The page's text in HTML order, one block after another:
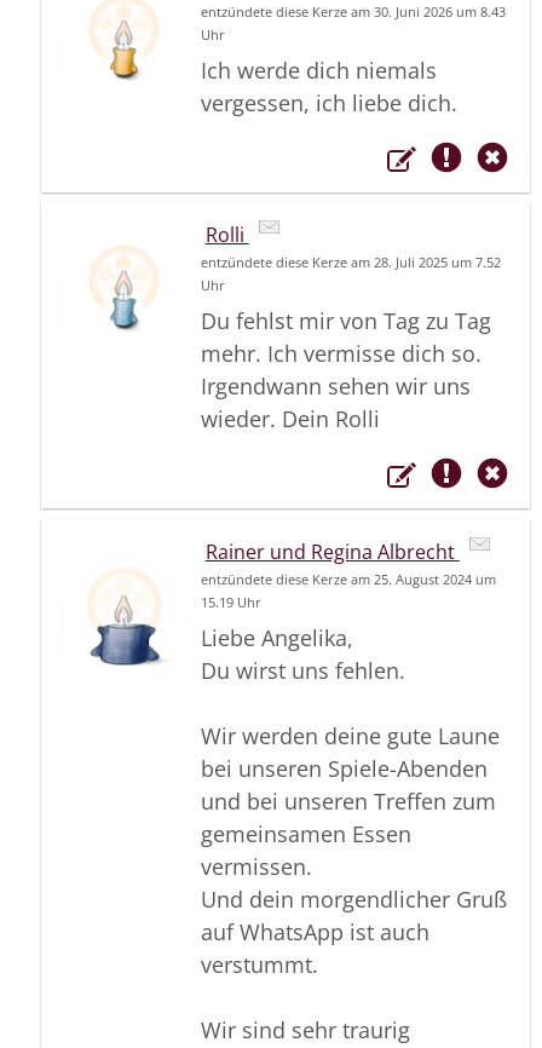
entzündete diese Kerze am 30. Juni 2026 um 8.43
Uhr
Ich werde dich niemals
vergessen, ich liebe dich.
Rolli
entzündete diese Kerze am 28. Juli 2025 um 7.52
Uhr
Du fehlst mir von Tag zu Tag
mehr. Ich vermisse dich so.
Irgendwann sehen wir uns
wieder. Dein Rolli
Rainer und Regina Albrecht
entzündete diese Kerze am 25. August 2024 um
15.19 Uhr
Liebe Angelika,
Du wirst uns fehlen.
Wir werden deine gute Laune
bei unseren Spiele-Abenden
und bei unseren Treffen zum
gemeinsamen Essen
vermissen.
Und dein morgendlicher Gruß
auf WhatsApp ist auch
verstummt.
Wir sind sehr traurig